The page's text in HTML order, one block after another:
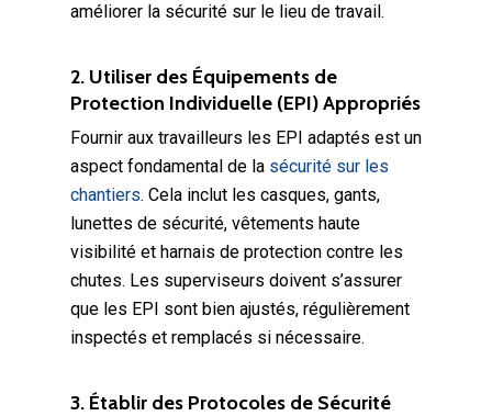
améliorer la sécurité sur le lieu de travail.
2. Utiliser des Équipements de
Protection Individuelle (EPI) Appropriés
Fournir aux travailleurs les EPI adaptés est un
aspect fondamental de la sécurité sur les
chantiers. Cela inclut les casques, gants,
lunettes de sécurité, vêtements haute
visibilité et harnais de protection contre les
chutes. Les superviseurs doivent s’assurer
que les EPI sont bien ajustés, régulièrement
inspectés et remplacés si nécessaire.
3. Établir des Protocoles de Sécurité